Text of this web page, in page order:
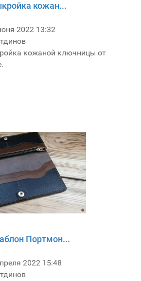
кожан...
2022 13:32
кожаной ключницы от
Портмон...
2022 15:48